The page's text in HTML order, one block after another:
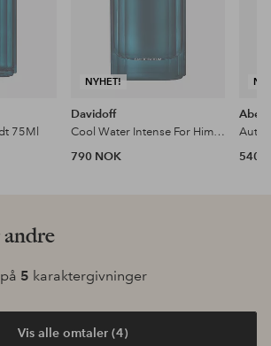
75Ml
NYHET!
Davidoff
Cool Water Intense For Him Edp 50Ml
790 NOK
540
5 karaktergivninger
Vis alle omtaler (4)